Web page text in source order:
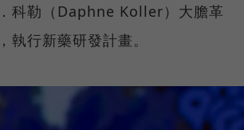
科勒（Daphne Koller）大膽革
行新藥研發計畫。